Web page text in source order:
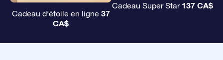
Cadeau d’étoile en ligne 37
CA$
Cadeau Super Star 137 CA$